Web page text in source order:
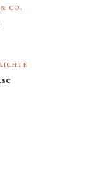
CO.